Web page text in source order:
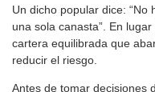
Un dicho popular dice: “No
una sola canasta”. En
cartera equilibrada que
reducir el riesgo.
Antes de tomar decisiones